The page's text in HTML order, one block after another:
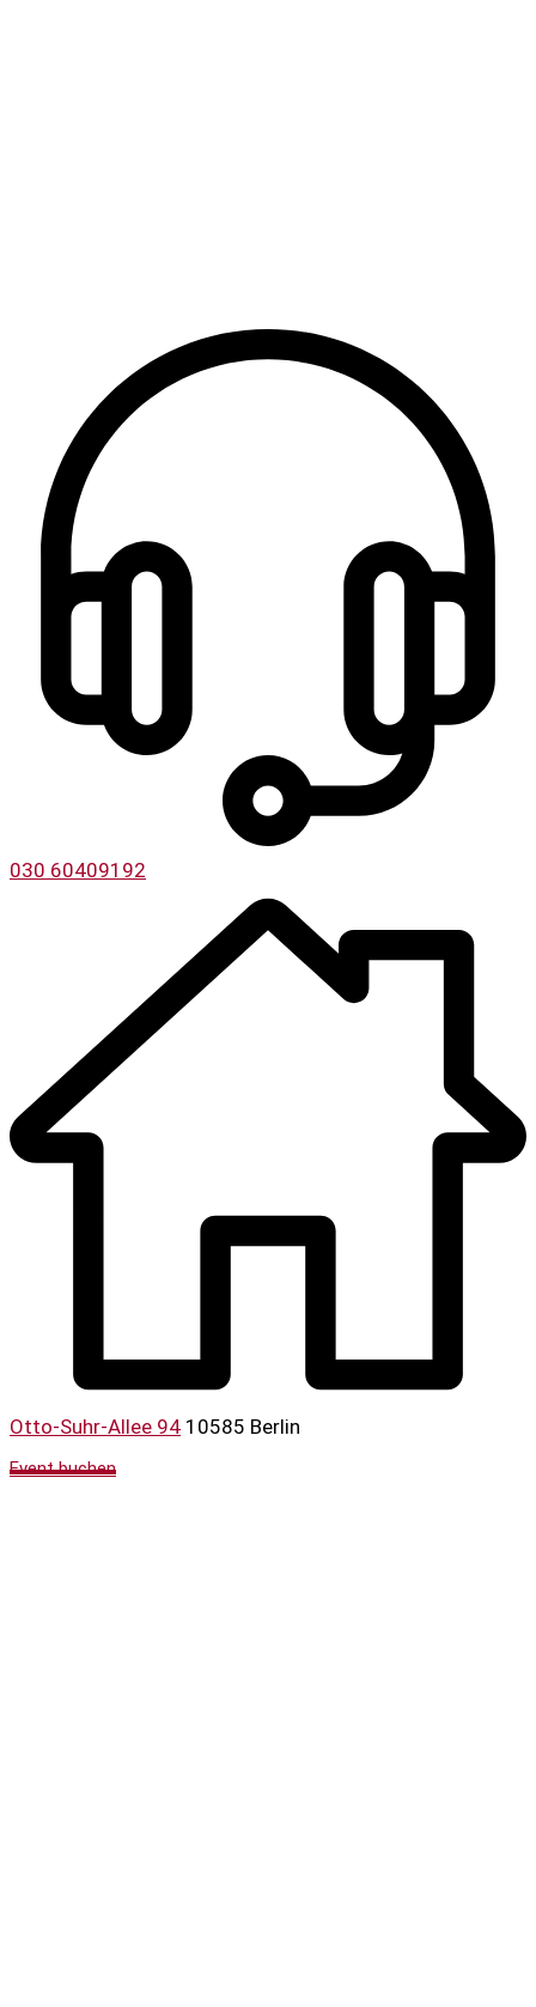
030 60409192
Otto-Suhr-Allee 94 10585 Berlin